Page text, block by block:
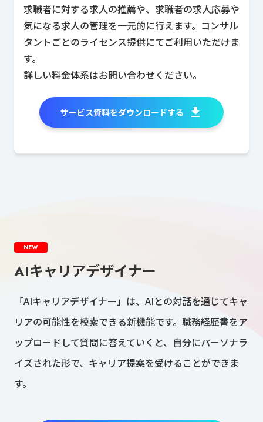
求職者に対する求人の推薦や、求職者の求人応募や
気になる求人の管理を一元的に行えます。コンサル
タントごとのライセンス提供にてご利用いただけま
す。
詳しい料金体系はお問い合わせください。
サービス資料をダウンロードする
NEW
AIキャリアデザイナー
「AIキャリアデザイナー」は、AIとの対話を通じてキャ
リアの可能性を模索できる新機能です。職務経歴書をア
ップロードして質問に答えていくと、自分にパーソナラ
イズされた形で、キャリア提案を受けることができま
す。